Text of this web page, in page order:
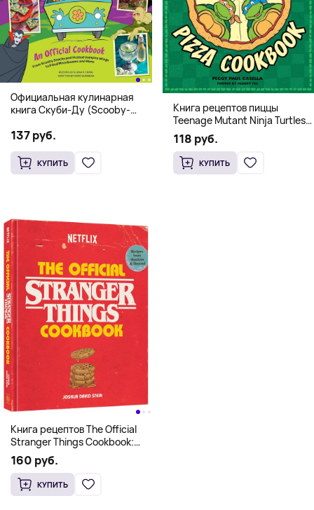
Официальная кулинарная
книга Скуби-Ду (Scooby-
Scooby Snacks), Твердый
137 руб.
КУПИТЬ
Книга рецептов пиццы
Teenage Mutant Ninja Turtles
Pizza Cookbook (На
английском)
118 руб.
КУПИТЬ
Книга рецептов The Official
Stranger Things Cookbook:
Recipes from Hawkins and
Beyond (На английском)
160 руб.
КУПИТЬ